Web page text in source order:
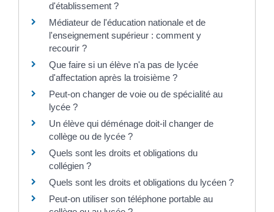
d'établissement ?
Médiateur de l'éducation nationale et de
l'enseignement supérieur : comment y
recourir ?
Que faire si un élève n'a pas de lycée
d'affectation après la troisième ?
Peut-on changer de voie ou de spécialité au
lycée ?
Un élève qui déménage doit-il changer de
collège ou de lycée ?
Quels sont les droits et obligations du
collégien ?
Quels sont les droits et obligations du lycéen ?
Peut-on utiliser son téléphone portable au